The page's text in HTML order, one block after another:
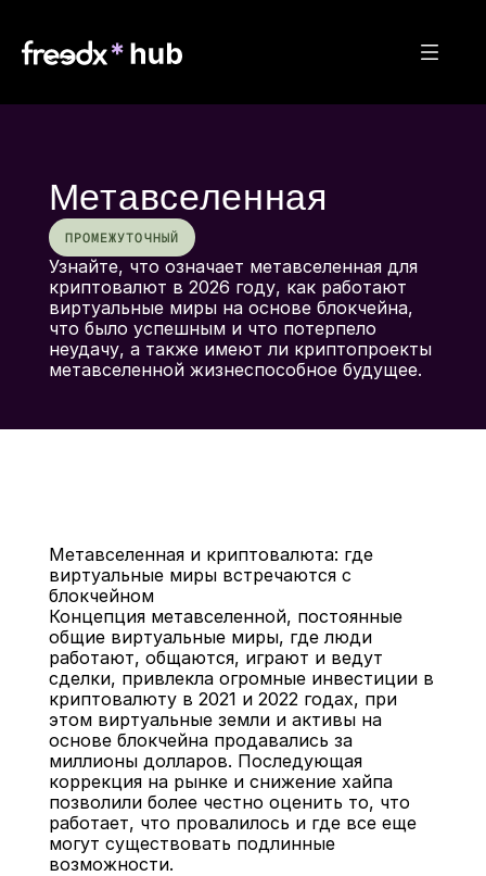
Метавселенная
ПРОМЕЖУТОЧНЫЙ
Узнайте, что означает метавселенная для
криптовалют в 2026 году, как работают
виртуальные миры на основе блокчейна,
что было успешным и что потерпело
неудачу, а также имеют ли криптопроекты
метавселенной жизнеспособное будущее.
Назад
Метавселенная и криптовалюта: где
виртуальные миры встречаются с
блокчейном
Концепция метавселенной, постоянные
общие виртуальные миры, где люди
работают, общаются, играют и ведут
сделки, привлекла огромные инвестиции в
криптовалюту в 2021 и 2022 годах, при
этом виртуальные земли и активы на
основе блокчейна продавались за
миллионы долларов. Последующая
коррекция на рынке и снижение хайпа
позволили более честно оценить то, что
работает, что провалилось и где все еще
могут существовать подлинные
возможности.